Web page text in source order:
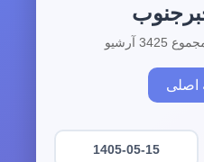
اصلی
1405-05-15